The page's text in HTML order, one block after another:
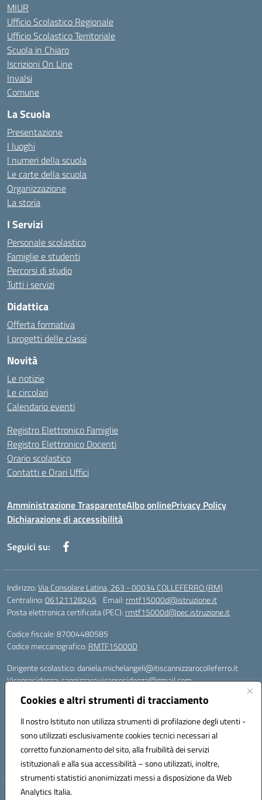
Cookies e altri strumenti di tracciamento
Il nostro Istituto non utilizza strumenti di profilazione degli utenti -
sono utilizzati esclusivamente cookies tecnici necessari al
corretto funzionamento del sito, alla fruibilità dei servizi
istituzionali e alla sua accessibilità – sono utilizzati, inoltre,
strumenti statistici anonimizzati messi a disposizione da Web
Analytics Italia.
MIUR
Ufficio Scolastico Regionale
Ufficio Scolastico Territoriale
Scuola in Chiaro
Iscrizioni On Line
Invalsi
Comune
La Scuola
Presentazione
I luoghi
I numeri della scuola
Le carte della scuola
Organizzazione
La storia
I Servizi
Personale scolastico
Famiglie e studenti
Percorsi di studio
Tutti i servizi
Didattica
Offerta formativa
I progetti delle classi
Novità
Le notizie
Le circolari
Calendario eventi
Registro Elettronico Famiglie
Registro Elettronico Docenti
Orario scolastico
Contatti e Orari Uffici
Amministrazione TrasparenteAlbo onlinePrivacy Policy
Dichiarazione di accessibilità
Seguici su:
Indirizzo:Via Consolare Latina, 263 - 00034 COLLEFERRO (RM)
Centralino:06121128245 Email: rmtf15000d@istruzione.it
Posta elettronica certificata (PEC): rmtf15000d@pec.istruzione.it
Codice fiscale: 87004480585
Codice meccanografico: RMTF15000D
Dirigente scolastico: daniela.michelangeli@itiscannizzarocolleferro.it
Vicepresidenza: cannizzaro.vicepresidenza@gmail.com
Supporto piattaforme DDI (creazione account e rigenerazione credenziali)
supporto_gsuite@itiscannizzarocolleferro.it
Microsoft Office 365 (Teams):
supporto_office365@cannizzaro.onmicrosoft.com